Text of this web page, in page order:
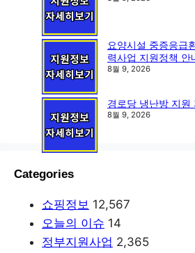
요양시설 중증응급
력사업 지원정책 안
8월 9, 2026
경로당 냉난방 지원
8월 9, 2026
Categories
쇼핑정보 12,567
오늘의 이슈 14
정부지원사업 2,365